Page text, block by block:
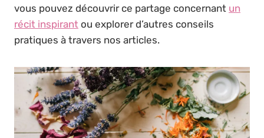
vous pouvez découvrir ce partage concernant un
récit inspirant ou explorer d’autres conseils
pratiques à travers nos articles.